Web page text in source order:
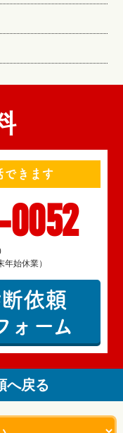
できます
始休業）
依頼
ォーム
へ戻る